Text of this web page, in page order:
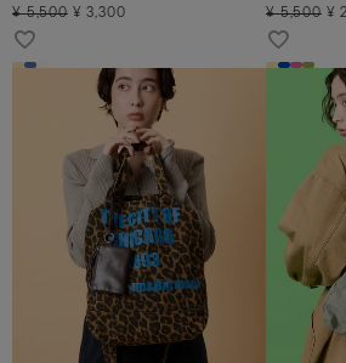
¥ 5,500 ¥ 3,300 ¥ 5,500 ¥